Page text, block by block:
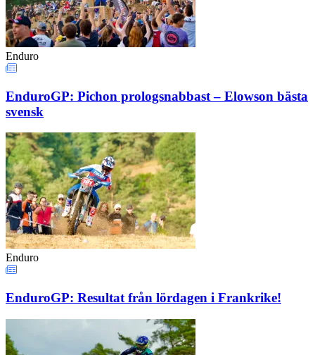
Enduro
EnduroGP: Pichon prologsnabbast – Elowson bästa
svensk
Enduro
EnduroGP: Resultat från lördagen i Frankrike!